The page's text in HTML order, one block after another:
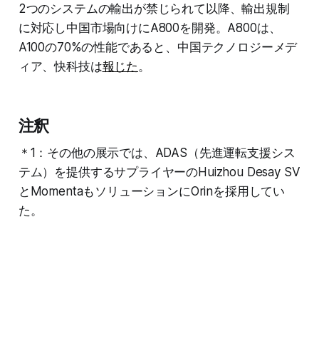
2つのシステムの輸出が禁じられて以降、輸出規制
に対応し中国市場向けにA800を開発。A800は、
A100の70%の性能であると、中国テクノロジーメデ
ィア、快科技は報じた。
注釈
＊1：その他の展示では、ADAS（先進運転支援シス
テム）を提供するサプライヤーのHuizhou Desay SV
とMomentaもソリューションにOrinを採用してい
た。